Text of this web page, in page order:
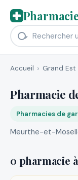
Accueil Grand Est
Pharmacie
Pharmacies de
Meurthe-et-
0 pharmacie